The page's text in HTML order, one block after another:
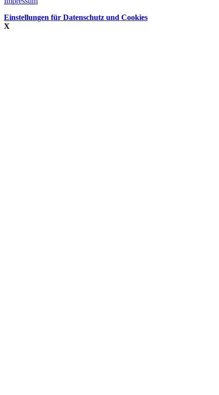
Einstellungen für Datenschutz und Cookies
X